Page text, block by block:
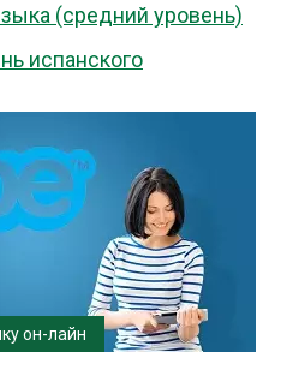
(средний уровень)
испанского
он-лайн